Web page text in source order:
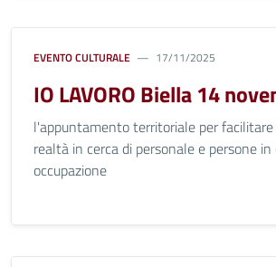
EVENTO CULTURALE 17/11/2025
IO LAVORO Biella 14
l'appuntamento territoriale per
realtà in cerca di personale e persone in
occupazione